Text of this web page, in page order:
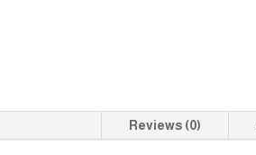
Reviews (0)